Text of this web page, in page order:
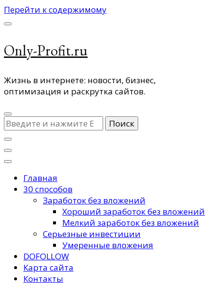
Перейти к содержимому
Only-Profit.ru
Жизнь в интернете: новости, бизнес,
оптимизация и раскрутка сайтов.
Ищите
что-
то?
Главная
30 способов
Заработок без вложений
Хороший заработок без вложений
Мелкий заработок без вложений
Серьезные инвестиции
Умеренные вложения
DOFOLLOW
Карта сайта
Контакты